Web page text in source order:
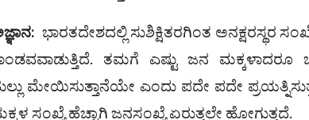
: ಭಾರತದೇಶದಲ್ಲಿ ಸುಶಿಕ್ಷಿತರಗಿಂತ ಅನಕ್ಷರಸ್ಥರ
ತಮಗೆ ಎಷ್ಟು ಜನ ಮಕ್ಕಳಾದರೂ
ಮೇಯಿಸುತ್ತಾನೆಯೇ ಎಂದು ಪದೇ ಪದೇ
ಸಂಖ್ಯೆ ಹೆಚ್ಚಾಗಿ ಜನಸಂಖ್ಯೆ ಏರುತ್ತಲೇ ಹೋಗುತ್ತದೆ.